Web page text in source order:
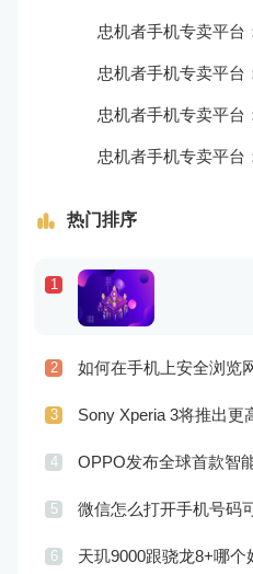
热门排序
1
2 如何在手机上安全浏览
3
4 OPPO发布全球首款智
5 微信怎么打开手机号码
6 天玑9000跟骁龙8+哪个